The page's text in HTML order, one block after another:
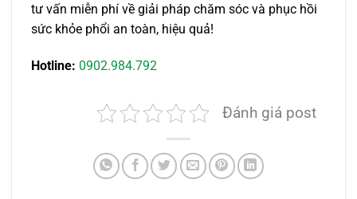
tư vấn miễn phí về giải pháp chăm sóc và phục hồi
sức khỏe phổi an toàn, hiệu quả!
Hotline: 0902.984.792
Đánh giá post